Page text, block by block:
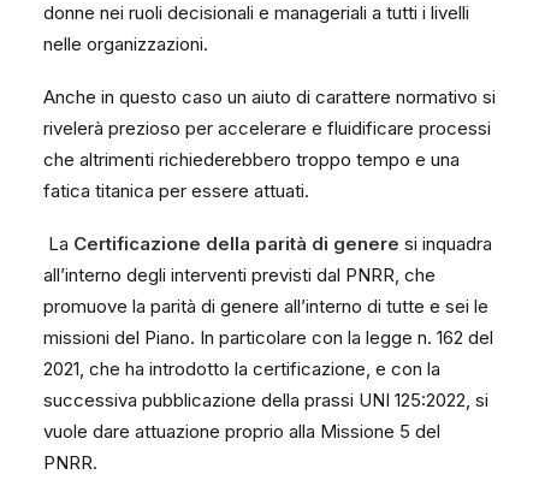
donne nei ruoli decisionali e manageriali a tutti i livelli
nelle organizzazioni.
Anche in questo caso un aiuto di carattere normativo si
rivelerà prezioso per accelerare e fluidificare processi
che altrimenti richiederebbero troppo tempo e una
fatica titanica per essere attuati.
La Certificazione della parità di genere si inquadra
all’interno degli interventi previsti dal PNRR, che
promuove la parità di genere all’interno di tutte e sei le
missioni del Piano. In particolare con la legge n. 162 del
2021, che ha introdotto la certificazione, e con la
successiva pubblicazione della prassi UNI 125:2022, si
vuole dare attuazione proprio alla Missione 5 del
PNRR.